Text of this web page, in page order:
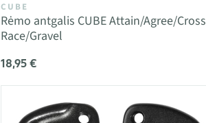
CUBE
Rėmo antgalis CUBE Attain/Agree/Cross
Race/Gravel
18,95 €